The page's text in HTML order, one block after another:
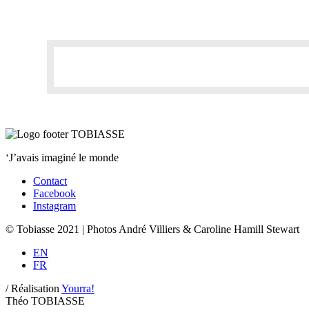
‘J’avais imaginé le monde
Contact
Facebook
Instagram
© Tobiasse 2021 | Photos André Villiers & Caroline Hamill Stewart
EN
FR
/Réalisation Yourra!
Théo TOBIASSE